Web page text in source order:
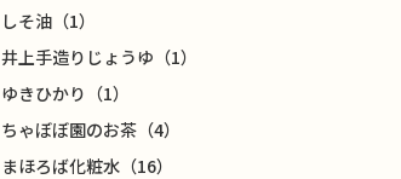
しそ油 （1）
井上手造りじょうゆ （1）
ゆきひかり （1）
ちゃぼぼ園のお茶 （4）
まほろば化粧水 （16）